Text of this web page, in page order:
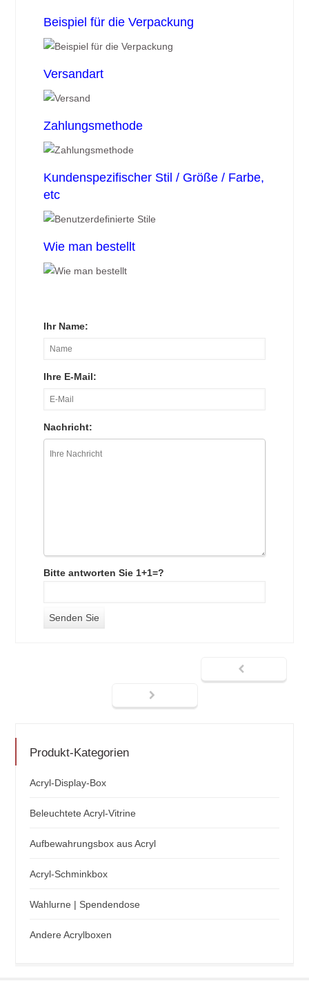
Beispiel für die Verpackung
Versandart
Zahlungsmethode
Kundenspezifischer Stil / Größe / Farbe,
etc
Wie man bestellt
Ihr Name:
Ihre E-Mail:
Nachricht:
Bitte antworten Sie 1+1=?
Produkt-Kategorien
Acryl-Display-Box
Beleuchtete Acryl-Vitrine
Aufbewahrungsbox aus Acryl
Acryl-Schminkbox
Wahlurne | Spendendose
Andere Acrylboxen